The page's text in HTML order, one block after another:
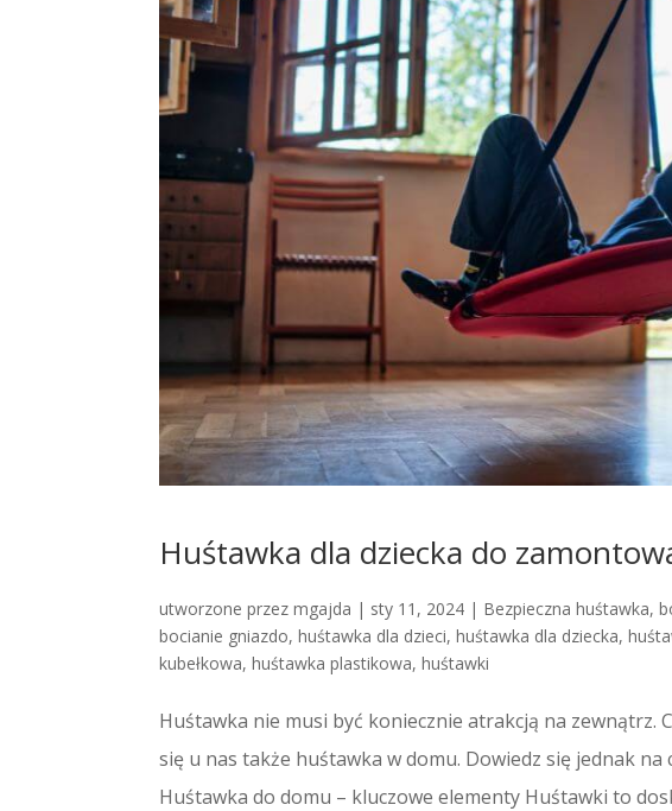
Huśtawka dla dziecka do
utworzone przezmgajda | sty 11, 2024 | Bezpieczna huśtawka,
bocianie gniazdo,huśtawka dla dzieci,huśtawka dla dziecka,
kubełkowa,huśtawka plastikowa,huśtawki
Huśtawka nie musi być koniecznie atrakcją na zewnątrz.
się u nas także huśtawka w domu. Dowiedz się jednak
Huśtawka do domu – kluczowe elementy Huśtawki to